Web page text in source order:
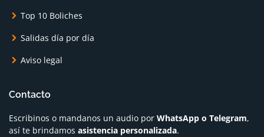
Top 10 Boliches
Salidas día por día
Aviso legal
Contacto
Escribinos o mandanos un audio por WhatsApp o Telegram,
así te brindamos asistencia personalizada.